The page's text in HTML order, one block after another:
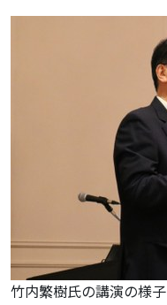
竹内繁樹氏の講演の様子